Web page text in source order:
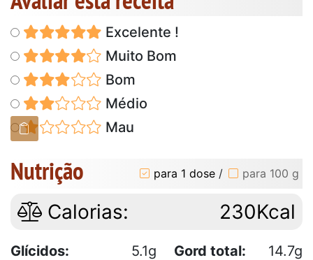
Excelente !
Muito Bom
Bom
Médio
Mau
Nutrição para 1 dose / para 100 g
Calorias: 230Kcal
Glícidos: 5.1g Gord total:
14.7g